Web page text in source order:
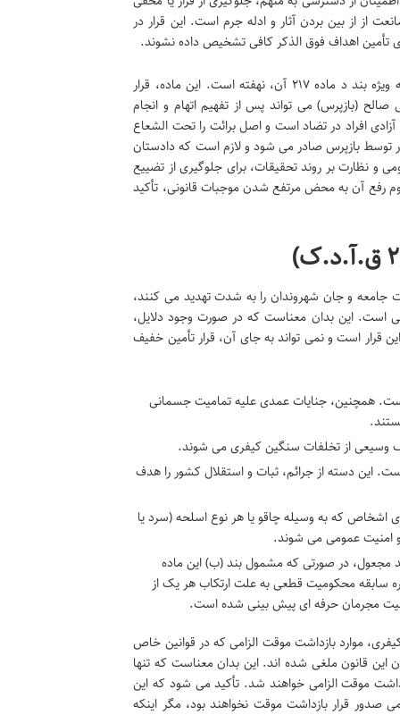
از از بین بردن آثار و ادله جرم است. این قرار در
تأمین اهداف فوق الذکر کافی تشخیص داده نشوند.
بنیاد قانونی قرار بازداشت موقت در قانون آیین دادرسی کیفری جمهوری اسلامی ایران، به ویژه بند د ماده ۲۱۷ آن، نهفته است. این ماده، قرار
(بازپرس) می تواند پس از تفهیم اتهام و انجام
آزادی افراد در تضاد است و اصل برائت را تحت الشعاع
توسط بازپرس صادر می شود و لازم است که دادستان
و نظارت بر روند تحقیقات، برای جلوگیری از تضییع
رفع آن به محض مرتفع شدن موجبات قانونی، تأکید
جامعه و جان شهروندان را به شدت تهدید می کنند،
است. این بدان معناست که در صورت وجود دلایل،
قرار است و نمی تواند به جای آن، قرار تأمین خفیف
همچنین، جنایات عمدی علیه تمامیت جسمانی
وسیعی از تخلفات سنگین کیفری می شوند.
این دسته از جرائم، ثبات و استقلال کشور را هدف
اشخاص که به وسیله چاقو یا هر نوع اسلحه (سرد یا
امنیت عمومی می شوند.
مجعول، در صورتی که مشمول بند (ب) این ماده
سابقه محکومیت قطعی به علت ارتکاب هر یک از
مجرمان حرفه ای پیش بینی شده است.
که طبق تبصره ماده ۲۳۷ قانون آیین دادرسی کیفری، موارد بازداشت موقت الزامی که در قوانین خاص
این قانون ملغی شده اند. این بدان معناست که تنها
موقت الزامی خواهند شد. تأکید می شود که این
قرار بازداشت موقت نخواهند بود، مگر اینکه